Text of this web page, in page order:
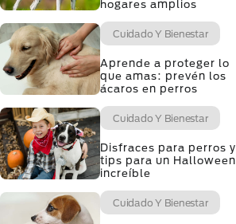
hogares amplios
Cuidado Y Bienestar
Aprende a proteger lo
que amas: prevén los
ácaros en perros
Cuidado Y Bienestar
Disfraces para perros y
tips para un Halloween
increíble
Cuidado Y Bienestar